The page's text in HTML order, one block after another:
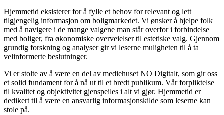
Hjemmetid eksisterer for å fylle et behov for relevant og lett
tilgjengelig informasjon om boligmarkedet. Vi ønsker å hjelpe folk
med å navigere i de mange valgene man står overfor i forbindelse
med boliger, fra økonomiske overveielser til estetiske valg. Gjennom
grundig forskning og analyser gir vi leserne muligheten til å ta
velinformerte beslutninger.
Vi er stolte av å være en del av mediehuset NO Digitalt, som gir oss
et solid fundament for å nå ut til et bredt publikum. Vår forpliktelse
til kvalitet og objektivitet gjenspeiles i alt vi gjør. Hjemmetid er
dedikert til å være en ansvarlig informasjonskilde som leserne kan
stole på.